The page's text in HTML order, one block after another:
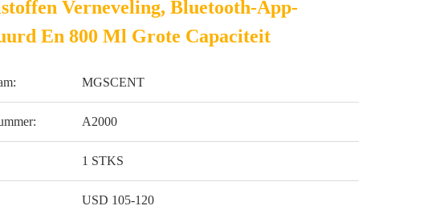
Verneveling, Bluetooth-App-
En 800 Ml Grote Capaciteit
MGSCENT
A2000
1 STKS
USD 105-120